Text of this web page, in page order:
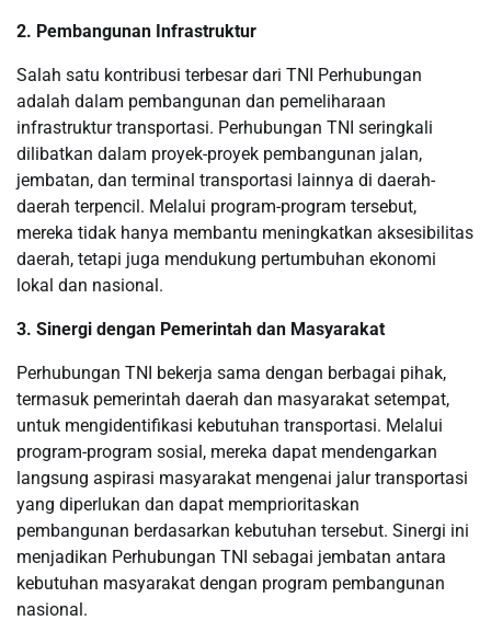
2. Pembangunan Infrastruktur
Salah satu kontribusi terbesar dari TNI Perhubungan
adalah dalam pembangunan dan pemeliharaan
infrastruktur transportasi. Perhubungan TNI seringkali
dilibatkan dalam proyek-proyek pembangunan jalan,
jembatan, dan terminal transportasi lainnya di daerah-
daerah terpencil. Melalui program-program tersebut,
mereka tidak hanya membantu meningkatkan aksesibilitas
daerah, tetapi juga mendukung pertumbuhan ekonomi
lokal dan nasional.
3. Sinergi dengan Pemerintah dan Masyarakat
Perhubungan TNI bekerja sama dengan berbagai pihak,
termasuk pemerintah daerah dan masyarakat setempat,
untuk mengidentifikasi kebutuhan transportasi. Melalui
program-program sosial, mereka dapat mendengarkan
langsung aspirasi masyarakat mengenai jalur transportasi
yang diperlukan dan dapat memprioritaskan
pembangunan berdasarkan kebutuhan tersebut. Sinergi ini
menjadikan Perhubungan TNI sebagai jembatan antara
kebutuhan masyarakat dengan program pembangunan
nasional.